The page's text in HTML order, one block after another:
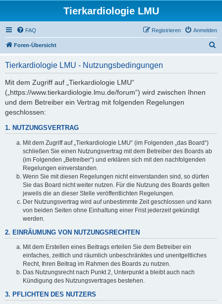
Tierkardiologie LMU
FAQ Anmelden
Registrieren
Foren-Übersicht
Tierkardiologie LMU - Nutzungsbedingungen
Mit dem Zugriff auf „Tierkardiologie LMU“
(„https://www.tierkardiologie.lmu.de/forum“) wird zwischen Ihnen
und dem Betreiber ein Vertrag mit folgenden Regelungen
geschlossen:
1. NUTZUNGSVERTRAG
Mit dem Zugriff auf „Tierkardiologie LMU“ (im Folgenden „das Board“)
schließen Sie einen Nutzungsvertrag mit dem Betreiber des Boards ab
(im Folgenden „Betreiber“) und erklären sich mit den nachfolgenden
Regelungen einverstanden.
Wenn Sie mit diesen Regelungen nicht einverstanden sind, so dürfen
Sie das Board nicht weiter nutzen. Für die Nutzung des Boards gelten
jeweils die an dieser Stelle veröffentlichten Regelungen.
Der Nutzungsvertrag wird auf unbestimmte Zeit geschlossen und kann
von beiden Seiten ohne Einhaltung einer Frist jederzeit gekündigt
werden.
2. EINRÄUMUNG VON NUTZUNGSRECHTEN
Mit dem Erstellen eines Beitrags erteilen Sie dem Betreiber ein
einfaches, zeitlich und räumlich unbeschränktes und unentgeltliches
Recht, Ihren Beitrag im Rahmen des Boards zu nutzen.
Das Nutzungsrecht nach Punkt 2, Unterpunkt a bleibt auch nach
Kündigung des Nutzungsvertrages bestehen.
3. PFLICHTEN DES NUTZERS